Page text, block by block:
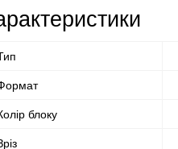
блоку